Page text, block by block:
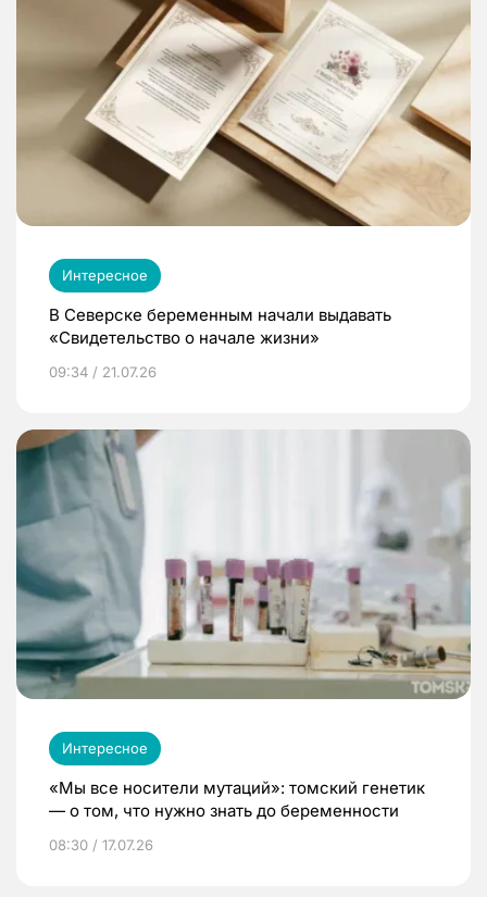
Интересное
В Северске беременным начали выдавать
«Свидетельство о начале жизни»
09:34 / 21.07.26
Интересное
«Мы все носители мутаций»: томский генетик
— о том, что нужно знать до беременности
08:30 / 17.07.26